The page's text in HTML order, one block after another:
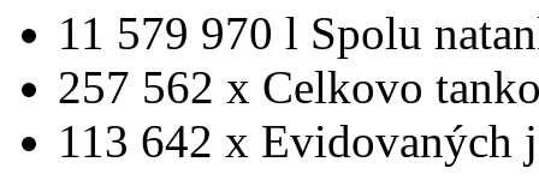
11 579 970 l Spolu
257 562 x Celkovo
113 642 x Evidovaných